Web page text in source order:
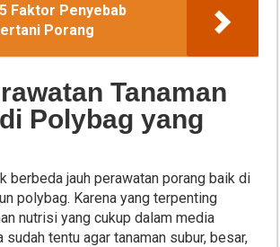
5 Faktor Penyebab
Porang
Tanaman
Polybag yang
berbeda jauh perawatan porang baik di
polybag. Karena yang terpenting
nutrisi yang cukup dalam media
sudah tentu agar tanaman subur, besar,